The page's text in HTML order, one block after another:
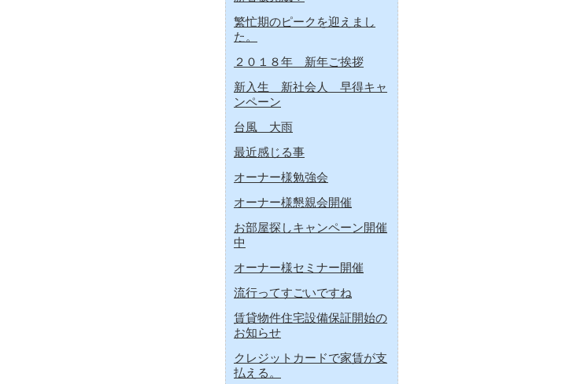
繁忙期のピークを迎えまし
た。
２０１８年 新年ご挨拶
新入生 新社会人 早得キャ
ンペーン
台風 大雨
最近感じる事
オーナー様勉強会
オーナー様懇親会開催
お部屋探しキャンペーン開催
中
オーナー様セミナー開催
流行ってすごいですね
賃貸物件住宅設備保証開始の
お知らせ
クレジットカードで家賃が支
払える。